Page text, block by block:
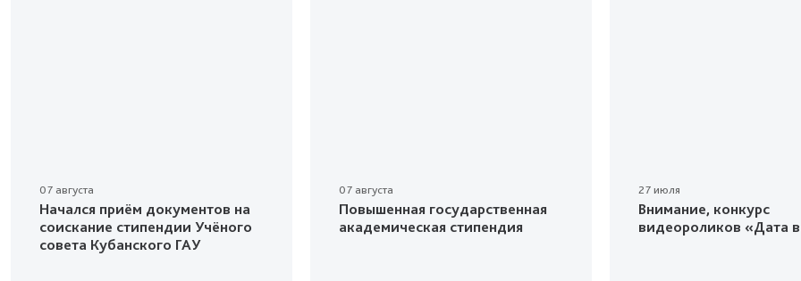
07 августа
Начался приём документов на
соискание стипендии Учёного
совета Кубанского ГАУ
07 августа
Повышенная государственная
академическая стипендия
27 июля
Внимание, конкурс
видеороликов «Дата